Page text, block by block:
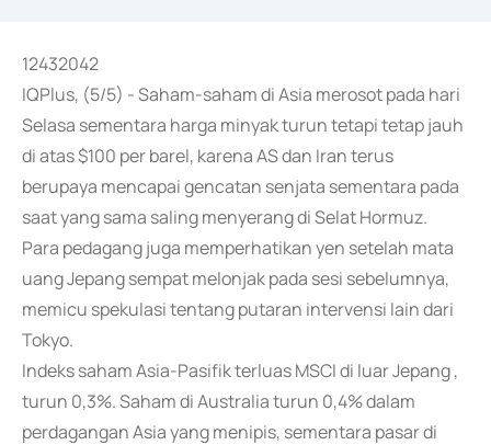
12432042
IQPlus, (5/5) - Saham-saham di Asia merosot pada hari
Selasa sementara harga minyak turun tetapi tetap jauh
di atas $100 per barel, karena AS dan Iran terus
berupaya mencapai gencatan senjata sementara pada
saat yang sama saling menyerang di Selat Hormuz.
Para pedagang juga memperhatikan yen setelah mata
uang Jepang sempat melonjak pada sesi sebelumnya,
memicu spekulasi tentang putaran intervensi lain dari
Tokyo.
Indeks saham Asia-Pasifik terluas MSCI di luar Jepang ,
turun 0,3%. Saham di Australia turun 0,4% dalam
perdagangan Asia yang menipis, sementara pasar di